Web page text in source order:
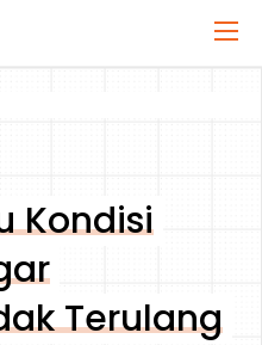
Kondisi
Terulang